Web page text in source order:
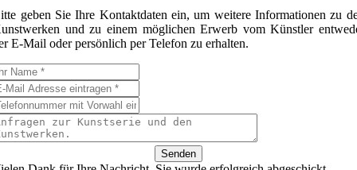
geben Sie Ihre Kontaktdaten ein, um weitere Informationen zu
und zu einem möglichen Erwerb vom Künstler
E-Mail oder persönlich per Telefon zu erhalten.
Senden